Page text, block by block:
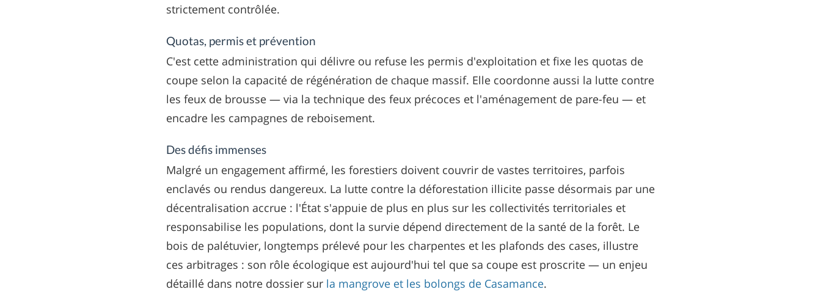
strictement contrôlée.
Quotas, permis et prévention
C'est cette administration qui délivre ou refuse les permis d'exploitation et fixe les quotas de
coupe selon la capacité de régénération de chaque massif. Elle coordonne aussi la lutte contre
les feux de brousse — via la technique des feux précoces et l'aménagement de pare-feu — et
encadre les campagnes de reboisement.
Des défis immenses
Malgré un engagement affirmé, les forestiers doivent couvrir de vastes territoires, parfois
enclavés ou rendus dangereux. La lutte contre la déforestation illicite passe désormais par une
décentralisation accrue : l'État s'appuie de plus en plus sur les collectivités territoriales et
responsabilise les populations, dont la survie dépend directement de la santé de la forêt. Le
bois de palétuvier, longtemps prélevé pour les charpentes et les plafonds des cases, illustre
ces arbitrages : son rôle écologique est aujourd'hui tel que sa coupe est proscrite — un enjeu
détaillé dans notre dossier sur la mangrove et les bolongs de Casamance.